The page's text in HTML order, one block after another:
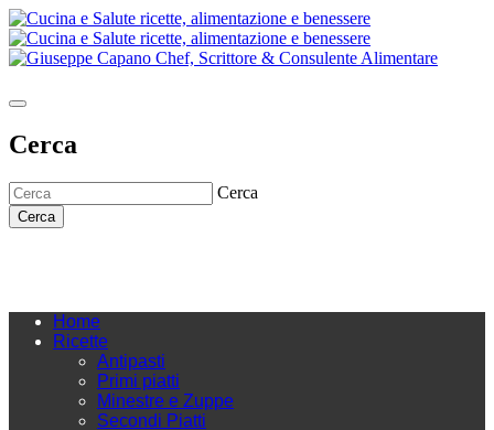
Cerca
Cerca
Cerca
Home
Ricette
Antipasti
Primi piatti
Minestre e Zuppe
Secondi Piatti